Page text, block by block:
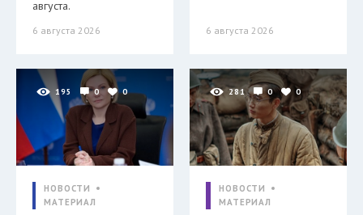
августа.
6 августа 2026 6 августа 2026
195 0 0
НОВОСТИ
МАТЕРИАЛ
281 0 0
НОВОСТИ
МАТЕРИАЛ